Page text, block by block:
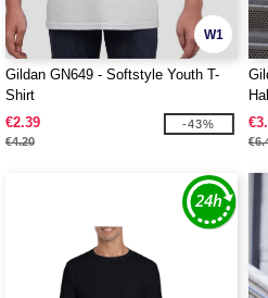
W1
Gildan GN649 - Softstyle Youth T-
Shirt
€2.39
€4.20
-43%